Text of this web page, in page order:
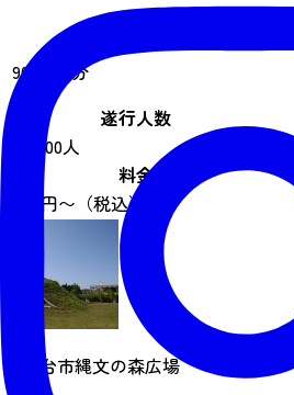
90～180分
遂行人数
1 ~ 100人
料金
100 円〜（税込）
仙台市縄文の森広場